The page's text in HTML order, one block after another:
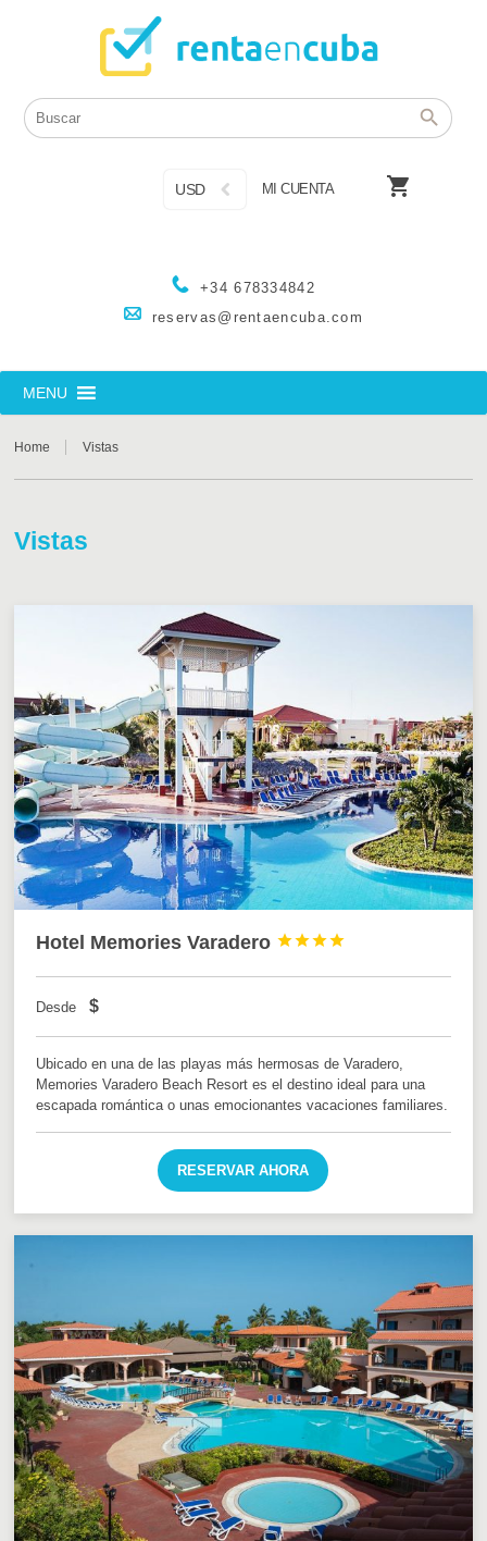
+34 678334842
reservas@rentaencuba.com
USD MI CUENTA 
MENU
Home Vistas
Vistas
Hotel Memories Varadero 



Desde $
Ubicado en una de las playas más hermosas de Varadero,
Memories Varadero Beach Resort es el destino ideal para una
escapada romántica o unas emocionantes vacaciones familiares.
RESERVAR AHORA